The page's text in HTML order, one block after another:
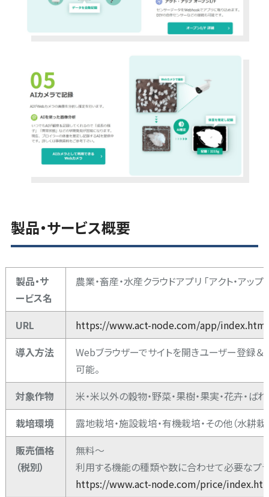
製品・サービス概要
製品・サ
ービス名
農業・畜産・水産クラウドアプリ 「アクト・アップ」
URL
https://www.act-node.com/app/index.html
導入方法
Webブラウザーでサイトを開きユーザー登録＆
可能。
対象作物
米・米以外の穀物・野菜・果樹・果実・花卉・ば
栽培環境
露地栽培・施設栽培・有機栽培・その他（水耕
販売価格
（税別）
無料～
利用する機能の種類や数に合わせて必要なプラ
https://www.act-node.com/price/